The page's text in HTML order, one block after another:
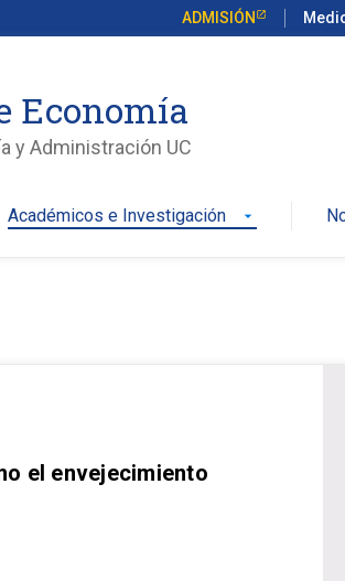
ADMISIÓN
Economía
y Administración UC
Académicos e Investigación arrow_drop_down
el envejecimiento